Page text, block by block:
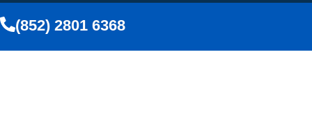
(852) 2801 6368